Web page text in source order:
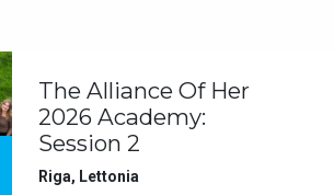
The Alliance Of Her
2026 Academy:
Session 2
Riga, Lettonia